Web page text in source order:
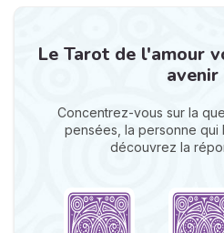
Le Tarot de l'amour
avenir
Concentrez-vous sur la
pensées, la personne qui
découvrez la